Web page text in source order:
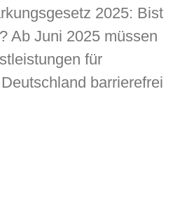
2025: Bist
Ab Juni 2025 müssen
für
barrierefrei